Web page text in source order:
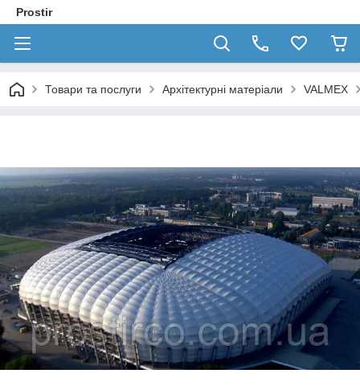
Prostir
Товари та послуги Архітектурні матеріали VALMEX